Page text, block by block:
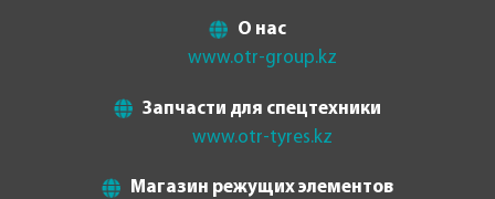
О нас
www.otr-group.kz
Запчасти для спецтехники
www.otr-tyres.kz
Магазин режущих элементов